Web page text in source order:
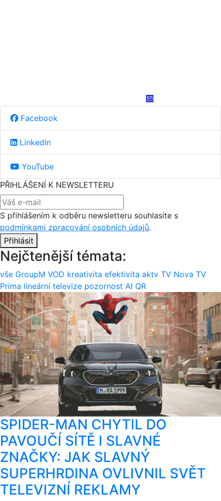
Facebook
LinkedIn
YouTube
PŘIHLÁŠENÍ K NEWSLETTERU
S přihlášením k odběru newsletteru souhlasíte s
podmínkami zpracování osobních údajů.
Přihlásit
Nejčtenější témata:
vše GroupM VOD kreativita efektivita aktv TV Nova TV
Prima lineární televize pozornost AI QR
SPIDER-MAN CHYTIL DO
PAVOUČÍ SÍTĚ I SLAVNÉ
ZNAČKY: JAK SLAVNÝ
SUPERHRDINA OVLIVNIL SVĚT
TELEVIZNÍ REKLAMY